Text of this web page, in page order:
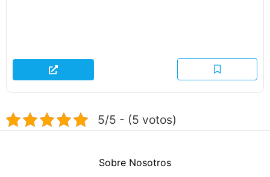
5/5 - (5 votos)
Sobre Nosotros